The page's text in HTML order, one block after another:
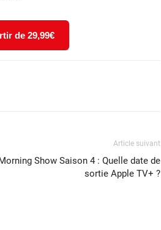
de 29,99€
Article suivant
Show Saison 4 : Quelle date de
sortie Apple TV+ ?